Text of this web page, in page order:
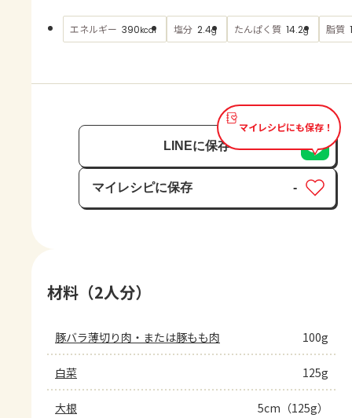
AJINOMOTO PARK とは
エネルギー 390kcal 塩分 2.4g たんぱく質 14.2g 脂質
マイレシピにも保存！
LINEに保存
マイレシピに保存
保存済み
-
材料（2人分）
豚バラ薄切り肉・または豚もも肉 100g
白菜 125g
大根 5cm（125g）